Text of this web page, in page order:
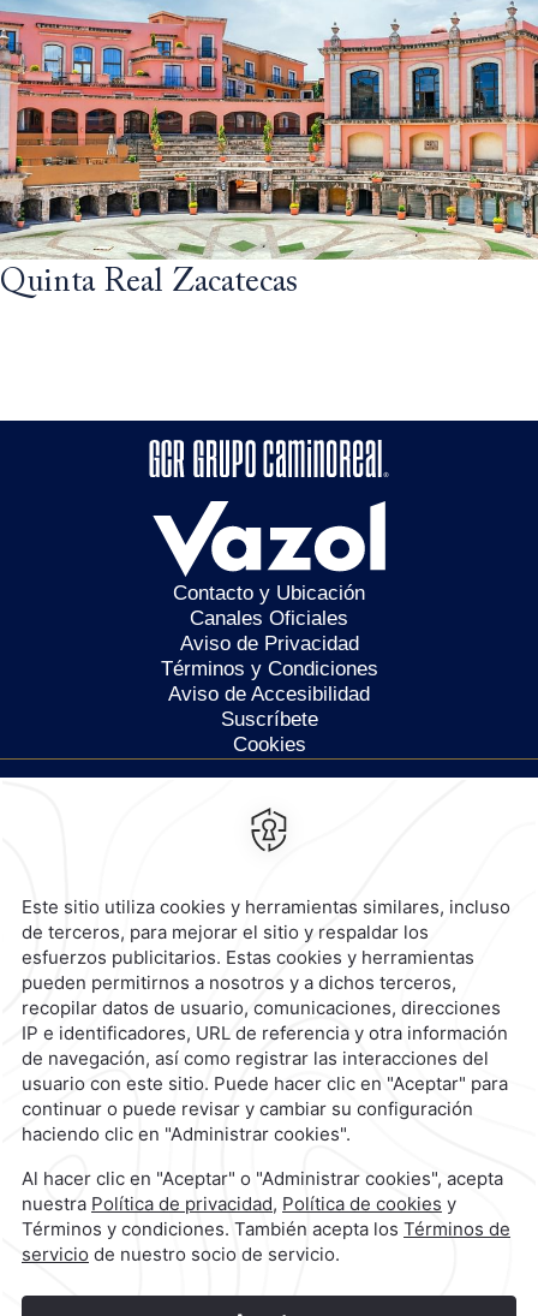
Quinta Real Zacatecas
Contacto y Ubicación
Canales Oficiales
Aviso de Privacidad
Términos y Condiciones
Aviso de Accesibilidad
Suscríbete
Cookies
Calzada General Mariano
Escobedo 700,Anzures,
Reservaciones|800 901 2300
contacto@caminoreal.com
reservaciones@caminoreal.com